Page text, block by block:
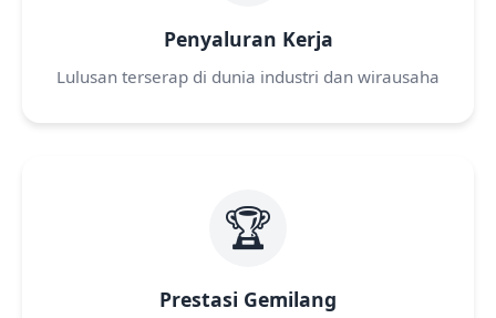
Penyaluran Kerja
Lulusan terserap di dunia industri dan wirausaha
🏆
Prestasi Gemilang